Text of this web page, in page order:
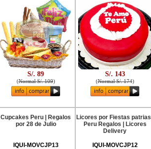
S/. 89
(Normal S/. 109)
S/. 143
(Normal S/. 174)
Cupcakes Peru | Regalos
por 28 de Julio
IQUI-MOVCJP13
Licores por Fiestas patrias |
Peru Regalos | Licores
Delivery
IQUI-MOVCJP12